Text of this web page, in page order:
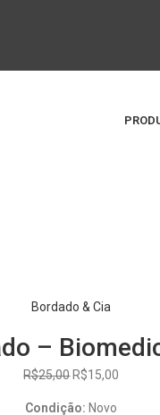
Bordado & Cia
–
R$25,00R$15,00
Condição: Novo